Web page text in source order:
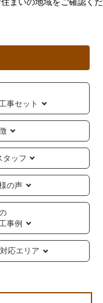
事セット
タッフ
の声
事例
応エリア